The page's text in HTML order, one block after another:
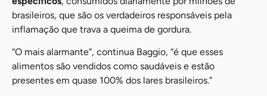
brasileiros, que são os verdadeiros responsáveis pela
inflamação que trava a queima de gordura.
“O mais alarmante”, continua Baggio, “é que esses
alimentos são vendidos como saudáveis e estão
presentes em quase 100% dos lares brasileiros.”